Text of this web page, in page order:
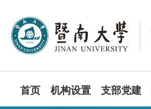
首页 机构设置 支部党建